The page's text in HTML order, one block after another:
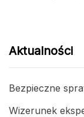
Aktualności
Bezpieczne
Wizerunek